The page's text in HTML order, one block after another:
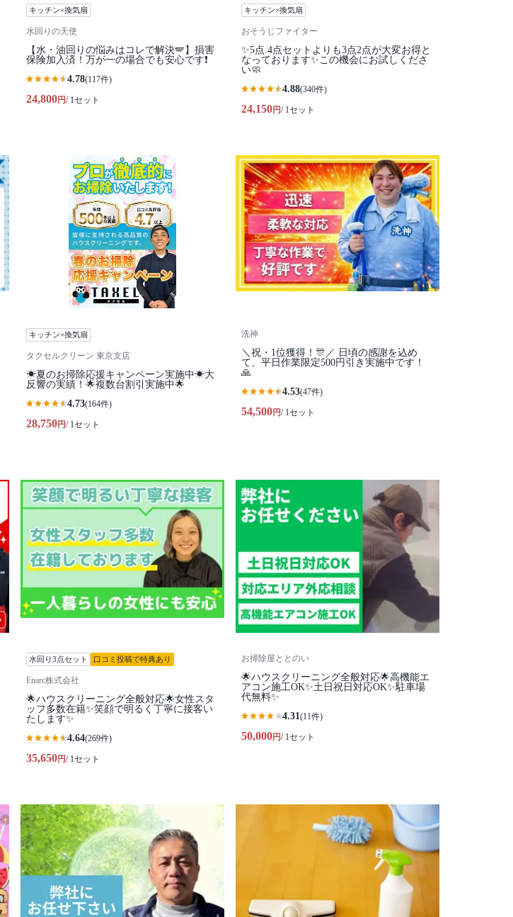
キッチン×換気扇
水回りの天使
【水・油回りの悩みはコレで解決🪽】損害
保険加入済！万が一の場合でも安心です❗️
4.78(117件)
24,800円/ 1セット
キッチン×換気扇
おそうじファイター
✨5点.4点セットよりも3点2点が大変お得と
なっております✨この機会にお試しくださ
い🧼
4.88(340件)
24,150円/ 1セット
キッチン×換気扇
タクセルクリーン 東京支店
☀夏のお掃除応援キャンペーン実施中☀大
反響の実績！🌟複数台割引実施中🌟
4.73(164件)
28,750円/ 1セット
洗神
＼祝・1位獲得！🎊／ 日頃の感謝を込め
て、平日作業限定500円引き実施中です！
🙏
4.53(47件)
54,500円/ 1セット
水回り3点セット 口コミ投稿で特典あり
Enarc株式会社
🌟ハウスクリーニング全般対応🌟女性スタ
ッフ多数在籍✨笑顔で明るく丁寧に接客い
たします✨
4.64(269件)
35,650円/ 1セット
お掃除屋ととのい
🌟ハウスクリーニング全般対応🌟高機能エ
アコン施工OK✨土日祝日対応OK✨駐車場
代無料✨
4.31(11件)
50,000円/ 1セット